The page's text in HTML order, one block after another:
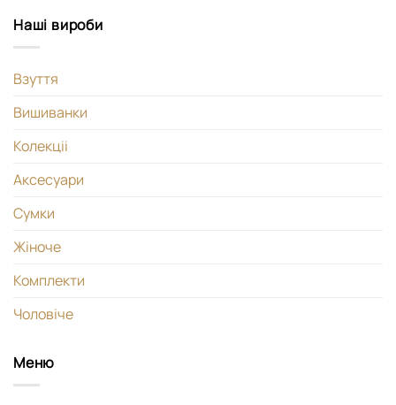
Наші вироби
Взуття
Вишиванки
Колекціі
Аксесуари
Сумки
Жіноче
Комплекти
Чоловіче
Меню